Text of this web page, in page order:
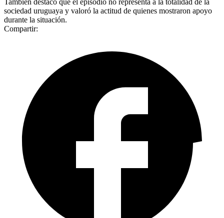
sociedad uruguaya y valoró la actitud de quienes mostraron apoyo
durante la situación.
Compartir: